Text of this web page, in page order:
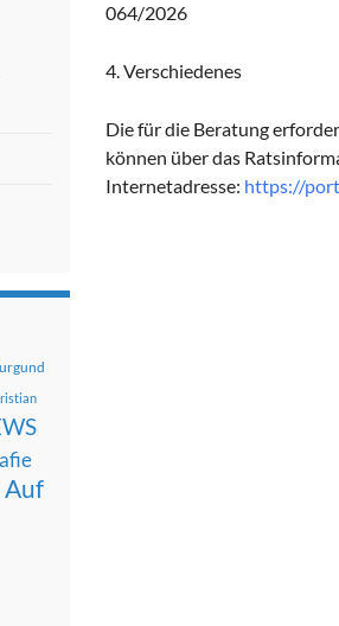
064/2026
4. Verschiedenes
Die für die Beratung
können über das
Internetadresse: https://
Auf